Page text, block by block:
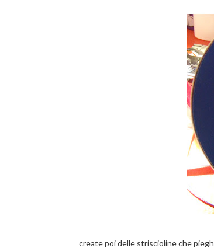
create poi delle striscioline che